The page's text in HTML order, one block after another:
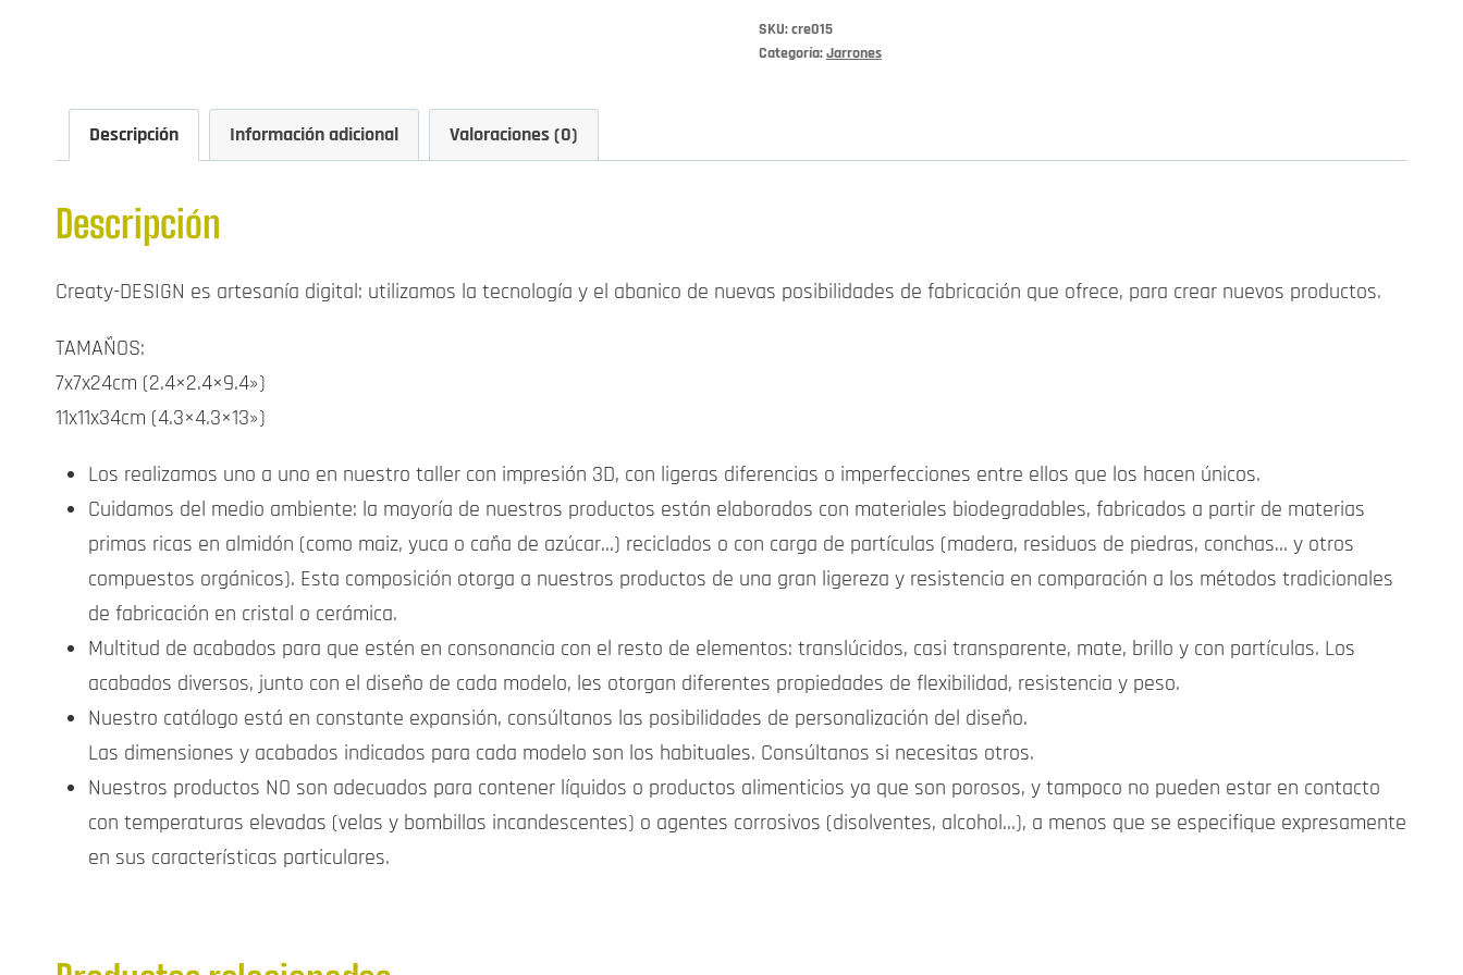
SKU:cre015
Categoría:Jarrones
Descripción Información adicional Valoraciones (0)
Descripción
Creaty-DESIGN es artesanía digital: utilizamos la tecnología y el abanico de nuevas posibilidades de fabricación que ofrece, para crear nuevos productos.
TAMAÑOS:
7x7x24cm (2.4×2.4×9.4»)
11x11x34cm (4.3×4.3×13»)
Los realizamos uno a uno en nuestro taller con impresión 3D, con ligeras diferencias o imperfecciones entre ellos que los hacen únicos.
Cuidamos del medio ambiente: la mayoría de nuestros productos están elaborados con materiales biodegradables, fabricados a partir de materias
primas ricas en almidón (como maiz, yuca o caña de azúcar…) reciclados o con carga de partículas (madera, residuos de piedras, conchas… y otros
compuestos orgánicos). Esta composición otorga a nuestros productos de una gran ligereza y resistencia en comparación a los métodos tradicionales
de fabricación en cristal o cerámica.
Multitud de acabados para que estén en consonancia con el resto de elementos: translúcidos, casi transparente, mate, brillo y con partículas. Los
acabados diversos, junto con el diseño de cada modelo, les otorgan diferentes propiedades de flexibilidad, resistencia y peso.
Nuestro catálogo está en constante expansión, consúltanos las posibilidades de personalización del diseño.
Las dimensiones y acabados indicados para cada modelo son los habituales. Consúltanos si necesitas otros.
Nuestros productos NO son adecuados para contener líquidos o productos alimenticios ya que son porosos, y tampoco no pueden estar en contacto
con temperaturas elevadas (velas y bombillas incandescentes) o agentes corrosivos (disolventes, alcohol…), a menos que se especifique expresamente
en sus características particulares.